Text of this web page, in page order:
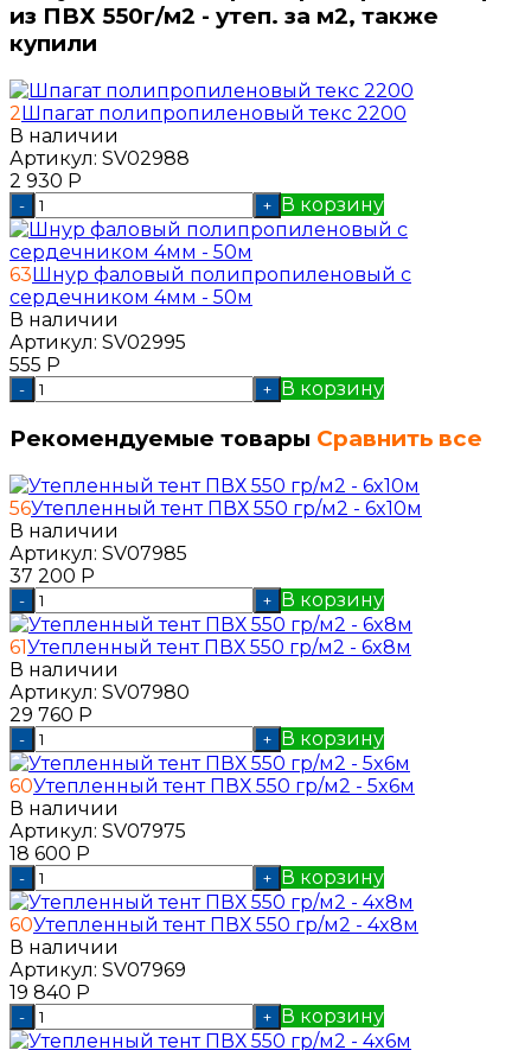
из ПВХ 550г/м2 - утеп. за м2, также
купили
2Шпагат полипропиленовый текс 2200
В наличии
Артикул: SV02988
2 930 Р
- + В корзину
63Шнур фаловый полипропиленовый с
сердечником 4мм - 50м
В наличии
Артикул: SV02995
555 Р
- + В корзину
Рекомендуемые товары Сравнить все
56Утепленный тент ПВХ 550 гр/м2 - 6x10м
В наличии
Артикул: SV07985
37 200 Р
- + В корзину
61Утепленный тент ПВХ 550 гр/м2 - 6x8м
В наличии
Артикул: SV07980
29 760 Р
- + В корзину
60Утепленный тент ПВХ 550 гр/м2 - 5x6м
В наличии
Артикул: SV07975
18 600 Р
- + В корзину
60Утепленный тент ПВХ 550 гр/м2 - 4x8м
В наличии
Артикул: SV07969
19 840 Р
- + В корзину